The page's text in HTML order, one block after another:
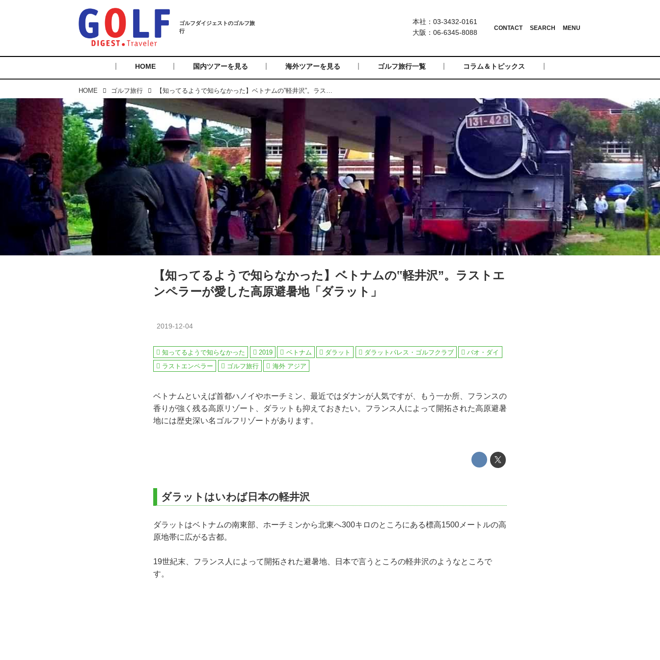
HOME 国内ツアーを見る 海外ツアーを見る ゴルフ旅行一覧 コラム＆トピックス
本社：03-3432-0161
大阪：06-6345-8088
HOME ゴルフ旅行 【知ってるようで知らなかった】ベトナムの‟軽井沢”。ラストエンペラーが愛した高原避暑地「ダラット」
【知ってるようで知らなかった】ベトナムの‟軽井沢”。ラストエ
ンペラーが愛した高原避暑地「ダラット」
2019-12-04
知ってるようで知らなかった 2019 ベトナム ダラット ダラットパレス・ゴルフクラブ
バオ・ダイ
ラストエンペラー
ゴルフ旅行 海外 アジア
ベトナムといえば首都ハノイやホーチミン、最近ではダナンが人気ですが、もう一か所、フランスの
香りが強く残る高原リゾート、ダラットも抑えておきたい。フランス人によって開拓された高原避暑
地には歴史深い名ゴルフリゾートがあります。
ダラットはいわば日本の軽井沢
ダラットはベトナムの南東部、ホーチミンから北東へ300キロのところにある標高1500メートルの高
原地帯に広がる古都。
19世紀末、フランス人によって開拓された避暑地、日本で言うところの軽井沢のようなところで
す。